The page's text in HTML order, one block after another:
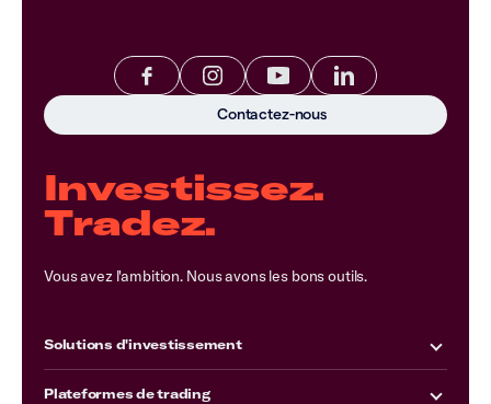
Investissez.
Tradez.
Vous avez l'ambition. Nous avons les bons outils.
Solutions d'investissement
Plateformes de trading